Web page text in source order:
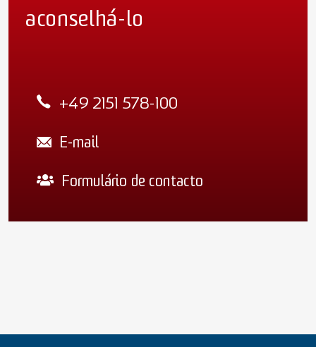
aconselhá-lo
+49 2151 578-100
E-mail
Formulário de contacto